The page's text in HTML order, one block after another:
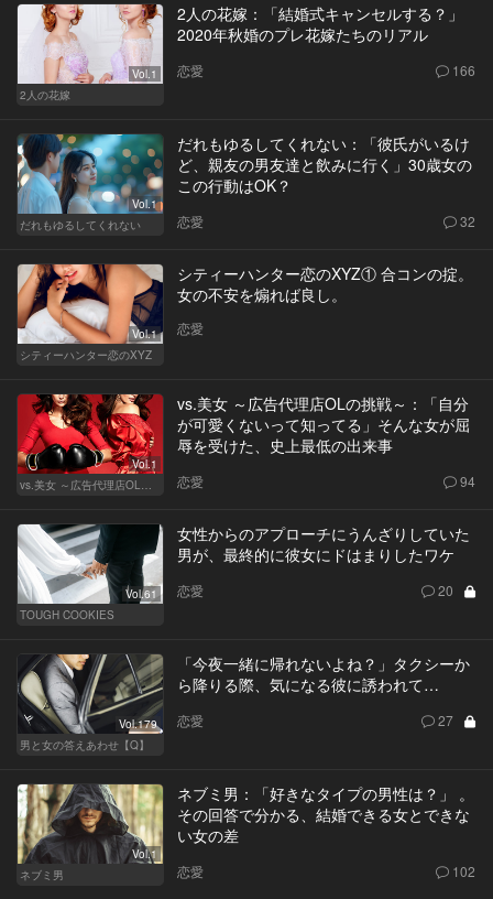
Vol.1
2人の花嫁
2人の花嫁：「結婚式キャンセルする？」
2020年秋婚のプレ花嫁たちのリアル
恋愛 166
Vol.1
だれもゆるしてくれない
だれもゆるしてくれない：「彼氏がいるけ
ど、親友の男友達と飲みに行く」30歳女の
この行動はOK？
恋愛 32
Vol.1
シティーハンター恋のXYZ
シティーハンター恋のXYZ① 合コンの掟。
女の不安を煽れば良し。
恋愛
Vol.1
vs.美女 ～広告代理店OLの挑戦～：「自分
が可愛くないって知ってる」そんな女が屈
辱を受けた、史上最低の出来事
恋愛 94
Vol.61
TOUGH COOKIES
女性からのアプローチにうんざりしていた
男が、最終的に彼女にドはまりしたワケ
恋愛 20
Vol.179
男と女の答えあわせ【Q】
「今夜一緒に帰れないよね？」タクシーか
ら降りる際、気になる彼に誘われて…
恋愛 27
Vol.1
ネブミ男
ネブミ男：「好きなタイプの男性は？」 。
その回答で分かる、結婚できる女とできな
い女の差
恋愛 102